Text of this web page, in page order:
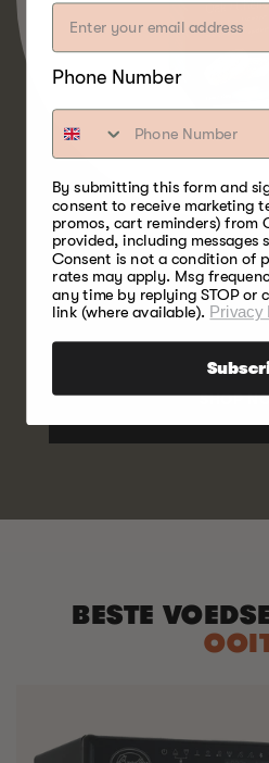
Het meest veelzijdige
eiken. Past bijzonder
SHOP
BESTE
Phone Number
By submitting this form and
consent to receive marketing
promos, cart reminders) from
provided, including messages
Consent is not a condition of
rates may apply. Msg
any time by replying STOP or
link (where available). Privacy